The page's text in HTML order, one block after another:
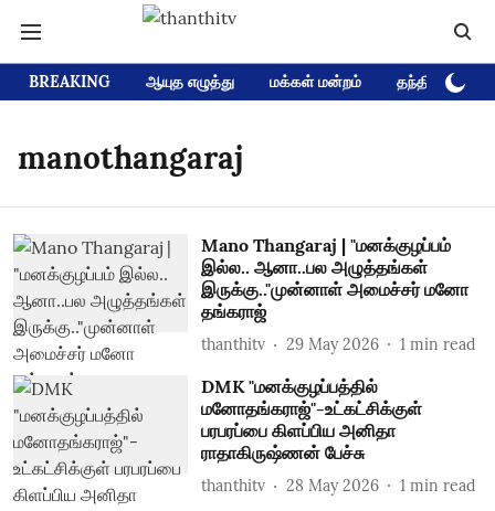
BREAKING ஆயுத எழுத்து மக்கள் மன்றம் தந்தி டிவி
manothangaraj
Mano Thangaraj | "மனக்குழப்பம்
இல்ல.. ஆனா..பல அழுத்தங்கள்
இருக்கு.."முன்னாள் அமைச்சர் மனோ
தங்கராஜ்
thanthitv 29 May 2026 1 min read
DMK "மனக்குழப்பத்தில்
மனோதங்கராஜ்"-உட்கட்சிக்குள்
பரபரப்பை கிளப்பிய அனிதா
ராதாகிருஷ்ணன் பேச்சு
thanthitv 28 May 2026 1 min read